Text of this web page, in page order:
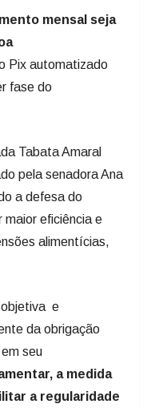
mensal seja
Pix automatizado
fase do
Tabata Amaral
pela senadora Ana
a defesa do
eficiência e
alimentícias,
e
da obrigação
seu
a medida
a regularidade